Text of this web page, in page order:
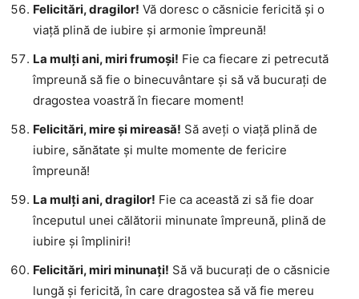
Felicitări, dragilor! Vă doresc o căsnicie fericită și o
viață plină de iubire și armonie împreună!
La mulți ani, miri frumoși! Fie ca fiecare zi petrecută
împreună să fie o binecuvântare și să vă bucurați de
dragostea voastră în fiecare moment!
Felicitări, mire și mireasă! Să aveți o viață plină de
iubire, sănătate și multe momente de fericire
împreună!
La mulți ani, dragilor! Fie ca această zi să fie doar
începutul unei călătorii minunate împreună, plină de
iubire și împliniri!
Felicitări, miri minunați! Să vă bucurați de o căsnicie
lungă și fericită, în care dragostea să vă fie mereu